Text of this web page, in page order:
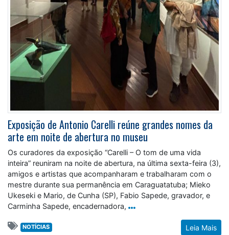
Exposição de Antonio Carelli reúne grandes nomes da
arte em noite de abertura no museu
Os curadores da exposição “Carelli – O tom de uma vida
inteira” reuniram na noite de abertura, na última sexta-feira (3),
amigos e artistas que acompanharam e trabalharam com o
mestre durante sua permanência em Caraguatatuba; Mieko
Ukeseki e Mario, de Cunha (SP), Fabio Sapede, gravador, e
Carminha Sapede, encadernadora,
Leia Mais
NOTÍCIAS